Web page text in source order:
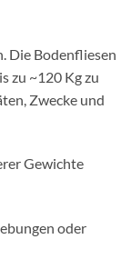
Die Bodenfliesen
zu ~120 Kg zu
Zwecke und
Gewichte
oder